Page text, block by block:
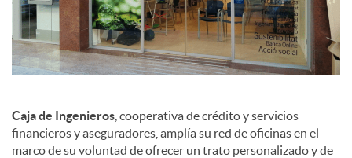
s
Caja de Ingenieros , cooperativa de crédito y servicios
financieros y aseguradores, amplía su red de oficinas en el
marco de su voluntad de ofrecer un trato personalizado y de